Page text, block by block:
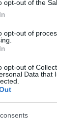
opt-out of the
opt-out of
opt-out of
Data that
Εθνική
(live